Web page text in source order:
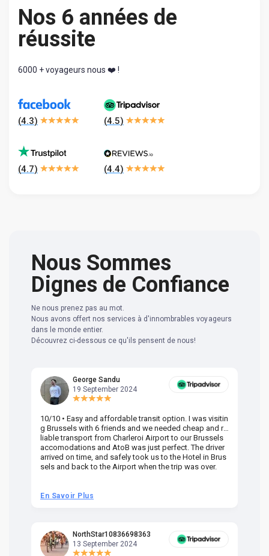
Nos 6 années de
réussite
6000 + voyageurs nous ❤️ !
(4.3) (4.5)
(4.7) (4.4)
Nous Sommes
Dignes de Confiance
Ne nous prenez pas au mot.
Nous avons offert nos services à d'innombrables voyageurs
dans le monde entier.
Découvrez ci-dessous ce qu'ils pensent de nous!
George Sandu
19 September 2024
10/10 • Easy and affordable transit option. I was visitin
g Brussels with 6 friends and we needed cheap and re
liable transport from Charleroi Airport to our Brussels
accomodations and AtoB was just perfect. The driver
arrived on time, and safely took us to the Hotel in Brus
sels and back to the Airport when the trip was over.
En Savoir Plus
NorthStar10836698363
13 September 2024